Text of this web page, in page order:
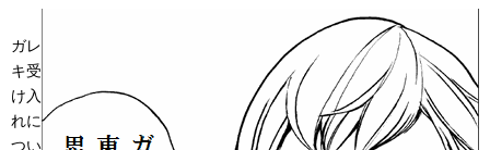
ガレ
キ受
け入
れに
つい